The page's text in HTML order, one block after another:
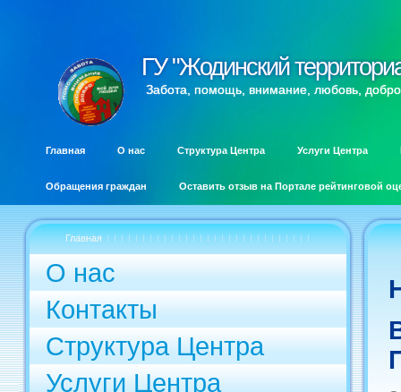
ГУ "Жодинский
ГУ "Жодинский
Забота, помощь, внимание, любовь, добро
Главная О нас Структура Центра Услуги Центра
Обращения граждан Оставить отзыв на Портале рейтинговой
Главная
О нас
Контакты
Структура Центра
Услуги Центра